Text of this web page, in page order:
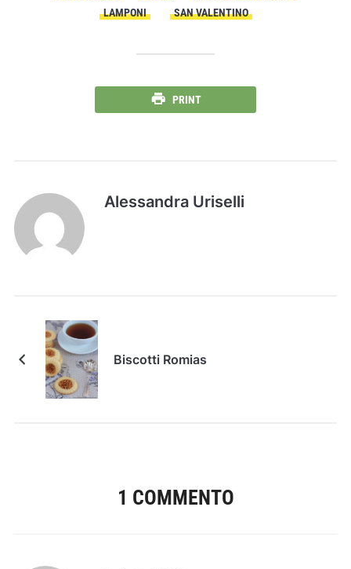
LAMPONI
SAN VALENTINO
PRINT
Alessandra Uriselli
Biscotti Romias
1 COMMENTO